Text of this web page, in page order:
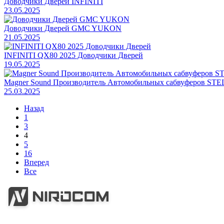
23.05.2025
Доводчики Дверей GMC YUKON
21.05.2025
INFINITI QX80 2025 Доводчики Дверей
19.05.2025
Magner Sound Производитель Автомобильных сабвуферов
25.03.2025
Назад
1
3
4
5
16
Вперед
Все